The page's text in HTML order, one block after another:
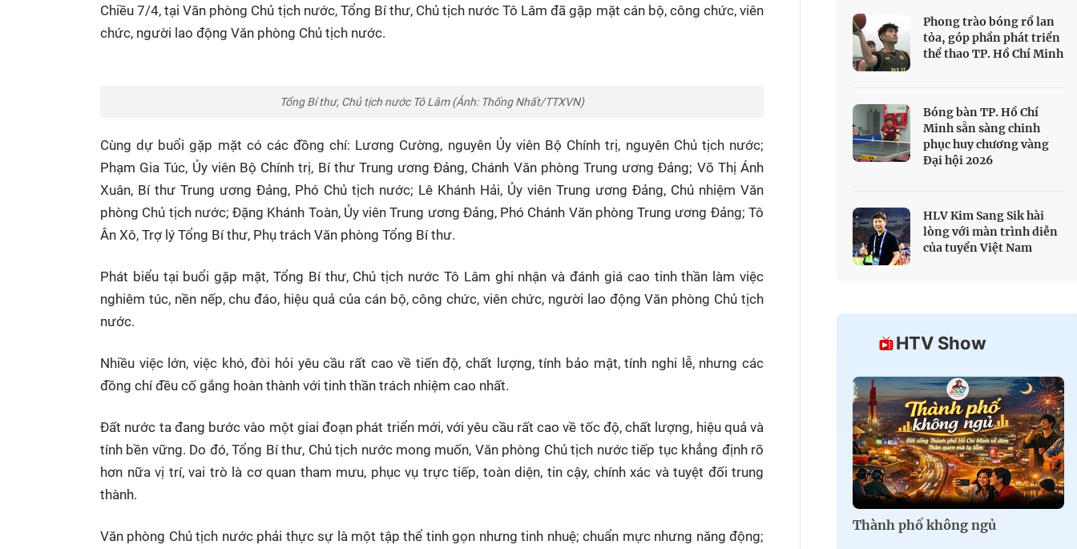
Chuyển đổi số
Chậm
Bé xem gì
Việt
Các chương trình
khác
Cuộc đua offroad
Chiều 7/4, tại Văn phòng Chủ tịch nước, Tổng Bí thư, Chủ tịch nước Tô Lâm đã gặp mặt cán bộ, công chức, viên
chức, người lao động Văn phòng Chủ tịch nước.
Tổng Bí thư, Chủ tịch nước Tô Lâm (Ảnh: Thống Nhất/TTXVN)
Cùng dự buổi gặp mặt có các đồng chí: Lương Cường, nguyên Ủy viên Bộ Chính trị, nguyên Chủ tịch nước;
Phạm Gia Túc, Ủy viên Bộ Chính trị, Bí thư Trung ương Đảng, Chánh Văn phòng Trung ương Đảng; Võ Thị Ánh
Xuân, Bí thư Trung ương Đảng, Phó Chủ tịch nước; Lê Khánh Hải, Ủy viên Trung ương Đảng, Chủ nhiệm Văn
phòng Chủ tịch nước; Đặng Khánh Toàn, Ủy viên Trung ương Đảng, Phó Chánh Văn phòng Trung ương Đảng; Tô
Ân Xô, Trợ lý Tổng Bí thư, Phụ trách Văn phòng Tổng Bí thư.
Phát biểu tại buổi gặp mặt, Tổng Bí thư, Chủ tịch nước Tô Lâm ghi nhận và đánh giá cao tinh thần làm việc
nghiêm túc, nền nếp, chu đáo, hiệu quả của cán bộ, công chức, viên chức, người lao động Văn phòng Chủ tịch
nước.
Nhiều việc lớn, việc khó, đòi hỏi yêu cầu rất cao về tiến độ, chất lượng, tính bảo mật, tính nghi lễ, nhưng các
đồng chí đều cố gắng hoàn thành với tinh thần trách nhiệm cao nhất.
Đất nước ta đang bước vào một giai đoạn phát triển mới, với yêu cầu rất cao về tốc độ, chất lượng, hiệu quả và
tính bền vững. Do đó, Tổng Bí thư, Chủ tịch nước mong muốn, Văn phòng Chủ tịch nước tiếp tục khẳng định rõ
hơn nữa vị trí, vai trò là cơ quan tham mưu, phục vụ trực tiếp, toàn diện, tin cậy, chính xác và tuyệt đối trung
thành.
Văn phòng Chủ tịch nước phải thực sự là một tập thể tinh gọn nhưng tinh nhuệ; chuẩn mực nhưng năng động;
Phong trào bóng rổ lan
tỏa, góp phần phát triển
thể thao TP. Hồ Chí Minh
Bóng bàn TP. Hồ Chí
Minh sẵn sàng chinh
phục huy chương vàng
Đại hội 2026
HLV Kim Sang Sik hài
lòng với màn trình diễn
của tuyển Việt Nam
HTV Show
Thành phố không ngủ